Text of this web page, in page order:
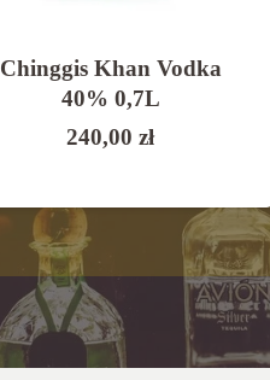
Chinggis Khan Vodka
40% 0,7L
240,00zł